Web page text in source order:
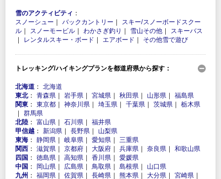
雪のアクティビティ ：
スノーシュー ｜ バックカントリー ｜ スキー/スノーボードスクー
ル ｜ スノーモービル ｜ わかさぎ釣り ｜ 雪山その他 ｜ スキーバス
｜
レンタルスキー・ボード ｜ エアボード ｜ その他雪で遊び
トレッキング/ハイキングプランを都道府県から探す：
北海道 ： 北海道
東北： 青森県 ｜ 岩手県 ｜ 宮城県 ｜ 秋田県 ｜ 山形県 ｜ 福島県
関東 ： 東京都 ｜ 神奈川県 ｜ 埼玉県 ｜ 千葉県 ｜ 茨城県 ｜ 栃木県
｜ 群馬県
北陸 ： 富山県 ｜ 石川県 ｜ 福井県
甲信越 ： 新潟県 ｜ 長野県 ｜ 山梨県
東海 ： 静岡県 ｜ 岐阜県 ｜ 愛知県 ｜ 三重県
関西 ： 滋賀県 ｜ 京都府 ｜ 大阪府 ｜ 兵庫県 ｜ 奈良県 ｜ 和歌山県
四国 ： 徳島県 ｜ 高知県 ｜ 香川県 ｜ 愛媛県
中国 ： 岡山県 ｜ 広島県 ｜ 鳥取県 ｜ 島根県 ｜ 山口県
九州 ： 福岡県 ｜ 佐賀県 ｜ 長崎県 ｜ 熊本県 ｜ 大分県 ｜ 宮崎県 ｜